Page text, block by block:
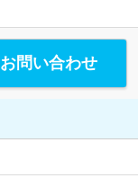
お問い合わせ